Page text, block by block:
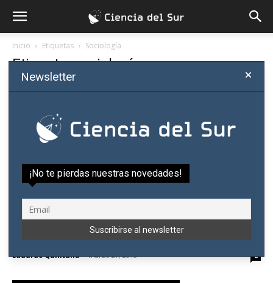
Inicio Etiquetas Sociología
Etiqueta: sociología
Dr. Fogel: a pesar del Estado, la sociología
trata de avanzar...
Eduardo Quintana - marzo 27, 2018 2
Newsletter
¡No te pierdas nuestras novedades!